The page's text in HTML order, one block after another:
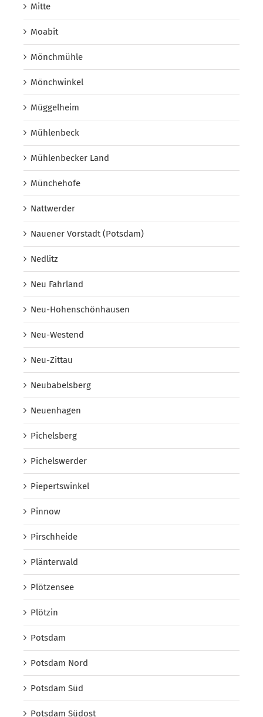
Mitte
Moabit
Mönchmühle
Mönchwinkel
Müggelheim
Mühlenbeck
Mühlenbecker Land
Münchehofe
Nattwerder
Nauener Vorstadt (Potsdam)
Nedlitz
Neu Fahrland
Neu-Hohenschönhausen
Neu-Westend
Neu-Zittau
Neubabelsberg
Neuenhagen
Pichelsberg
Pichelswerder
Piepertswinkel
Pinnow
Pirschheide
Plänterwald
Plötzensee
Plötzin
Potsdam
Potsdam Nord
Potsdam Süd
Potsdam Südost